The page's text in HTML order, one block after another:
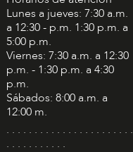
Lunes a jueves: 7:30 a.m.
a 12:30 - p.m. 1:30 p.m. a
5:00 p.m.
Viernes: 7:30 a.m. a 12:30
p.m. - 1:30 p.m. a 4:30
p.m.
Sábados: 8:00 a.m. a
12:00 m.
. . . . . . . . . . . . . . . . . . . . . . .
. . . . . . . . . . .